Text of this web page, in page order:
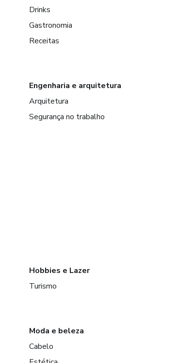
Drinks
Gastronomia
Receitas
Engenharia e arquitetura
Arquitetura
Segurança no trabalho
Hobbies e Lazer
Turismo
Moda e beleza
Cabelo